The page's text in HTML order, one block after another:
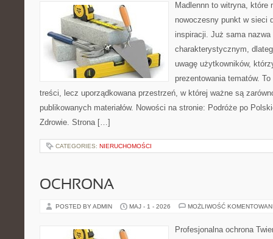
Madlennn to witryna, które
nowoczesny punkt w sieci
inspiracji. Już sama
charakterystycznym,
uwagę użytkowników,
prezentowania tematów.
treści, lecz uporządkowana przestrzeń, w której ważne są
publikowanych materiałów. Nowości na stronie: Podróże po
Zdrowie. Strona […]
CATEGORIES: NIERUCHOMOŚCI
OCHRONA
POSTED BY ADMIN MAJ - 1 - 2026 MOŻLIWOŚĆ
Profesjonalna ochrona